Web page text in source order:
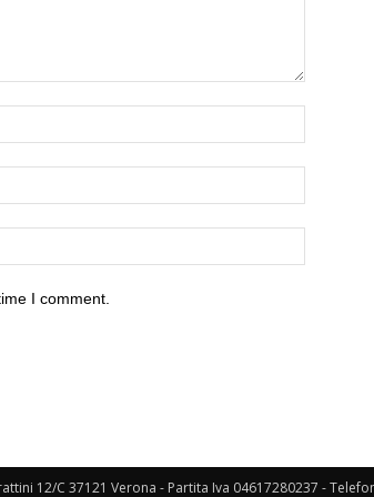
I comment.
12/C 37121 Verona - Partita Iva 04617280237 -